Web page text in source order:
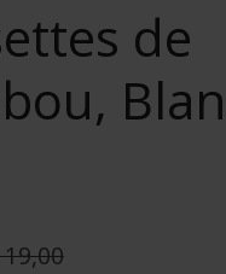
de
19,00